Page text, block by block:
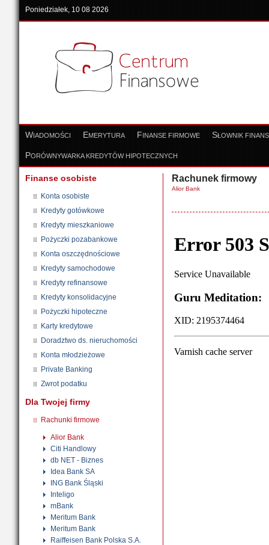
Poniedziałek, 10 08 2026
WIADOMOŚCI EMERYTURA FINANSE FIRMOWE SŁOWNIK
PORÓWNYWARKA KREDYTÓW HIPOTECZNYCH
Finanse osobiste
Konta osobiste
Kredyty gotówkowe
Kredyty mieszkaniowe
Pożyczki pozabankowe
Konta oszczędnościowe
Kredyty samochodowe
Kredyty refinansowe
Kredyty konsolidacyjne
Pożyczki hipoteczne
Karty kredytowe
Doradztwo ds. nieruchomości
Konta młodzieżowe
Private Banking
Zwrot podatku
Dla Twojej firmy
Rachunki firmowe
Alior Bank
Citi Handlowy
db NET - Biznes
Idea Bank SA
ING Bank Śląski
Inteligo
mBank
Meritum Bank
Meritum Bank
Raiffeisen Bank Polska S.A.
Rachunek firmowy
Alior Bank